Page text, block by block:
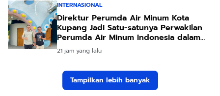
INTERNASIONAL
Direktur Perumda Air Minum Kota
Kupang Jadi Satu-satunya Perwakilan
Perumda Air Minum Indonesia dalam
Forum Teknologi Lingkungan di Taiwan
21 jam yang lalu
Tampilkan lebih banyak